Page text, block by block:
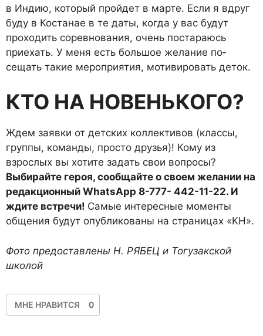
в Индию, который прой­дет в марте. Если я вдруг
буду в Костанае в те даты, когда у вас будут
проходить соревнования, очень постараюсь
приехать. У меня есть большое желание по­
сещать такие мероприятия, мо­тивировать деток.
КТО НА НОВЕНЬКОГО?
Ждем заявки от детских коллективов (классы,
группы, команды, просто друзья)! Кому из
взрослых вы хотите задать свои во­просы?
Выбирайте ге­роя, сообщайте о своем желании на
редакцион­ный WhatsApp 8-777- 442-11-22. И
ждите встре­чи! Самые интересные моменты
общения будут опубликованы на страни­цах «КН».
Фото предоставлены Н. РЯБЕЦ и Тогузакской
школой
МНЕ НРАВИТСЯ 0